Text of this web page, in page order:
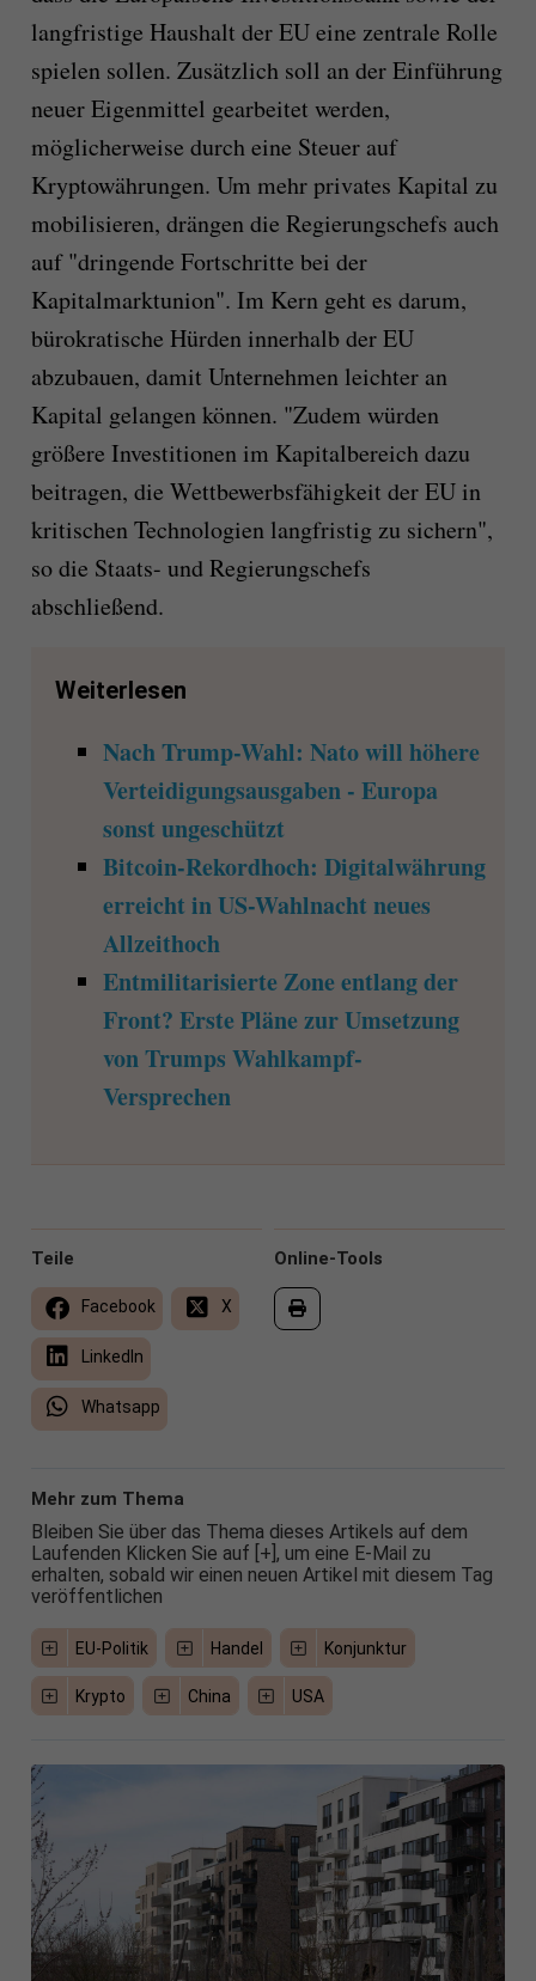
langfristige Haushalt der EU eine zentrale Rolle
spielen sollen. Zusätzlich soll an der Einführung
neuer Eigenmittel gearbeitet werden,
möglicherweise durch eine Steuer auf
Kryptowährungen. Um mehr privates Kapital zu
mobilisieren, drängen die Regierungschefs auch
auf "dringende Fortschritte bei der
Kapitalmarktunion". Im Kern geht es darum,
bürokratische Hürden innerhalb der EU
abzubauen, damit Unternehmen leichter an
Kapital gelangen können. "Zudem würden
größere Investitionen im Kapitalbereich dazu
beitragen, die Wettbewerbsfähigkeit der EU in
kritischen Technologien langfristig zu sichern",
so die Staats- und Regierungschefs
abschließend.
Weiterlesen
Nach Trump-Wahl: Nato will höhere
Verteidigungsausgaben - Europa
sonst ungeschützt
Bitcoin-Rekordhoch: Digitalwährung
erreicht in US-Wahlnacht neues
Allzeithoch
Entmilitarisierte Zone entlang der
Front? Erste Pläne zur Umsetzung
von Trumps Wahlkampf-
Versprechen
Online-Tools
Teile
Facebook X
LinkedIn
Whatsapp
Mehr zum Thema
Bleiben Sie über das Thema dieses Artikels auf dem
Laufenden Klicken Sie auf [+], um eine E-Mail zu
erhalten, sobald wir einen neuen Artikel mit diesem Tag
veröffentlichen
EU-Politik Handel Konjunktur
Krypto China USA